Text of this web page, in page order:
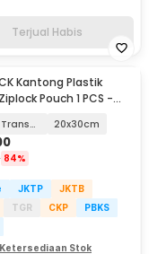
Terjual Habis
Kantong Plastik
Pouch 1 PCS -
Matte Transparant 20x30cm
84%
JKTP
JKTB
TGR CKP
PBKS
Stok